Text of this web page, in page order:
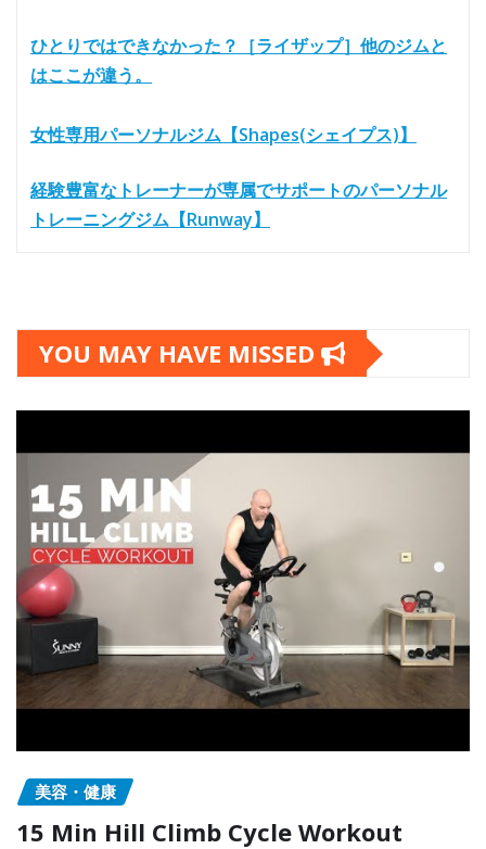
ひとりではできなかった？［ライザップ］他のジムと
はここが違う。
女性専用パーソナルジム【Shapes(シェイプス)】
経験豊富なトレーナーが専属でサポートのパーソナル
トレーニングジム【Runway】
YOU MAY HAVE MISSED
美容・健康
15 Min Hill Climb Cycle Workout